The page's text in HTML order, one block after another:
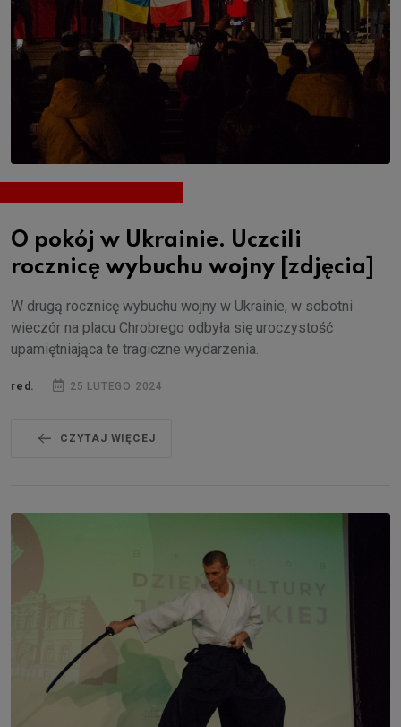
O pokój w Ukrainie. Uczcili
rocznicę wybuchu wojny [zdjęcia]
W drugą rocznicę wybuchu wojny w Ukrainie, w sobotni
wieczór na placu Chrobrego odbyła się uroczystość
upamiętniająca te tragiczne wydarzenia.
red. 25 LUTEGO 2024
CZYTAJ WIĘCEJ